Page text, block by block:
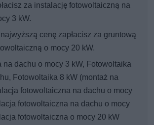
za instalację fotowoltaiczną na
3 kW.
cenę zapłacisz za gruntową
o mocy 20 kW.
na dachu o mocy 3 kW, Fotowoltaika
Fotowoltaika 8 kW (montaż na
fotowoltaiczna na dachu o mocy
fotowoltaiczna na dachu o mocy
fotowoltaiczna o mocy 20 kW